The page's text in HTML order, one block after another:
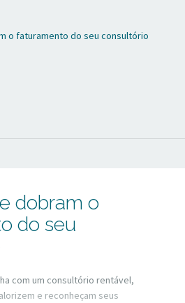
dobram o
do seu
com um consultório rentável,
e reconheçam seus